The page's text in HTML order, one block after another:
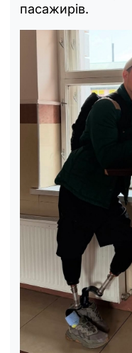
пасажирів.